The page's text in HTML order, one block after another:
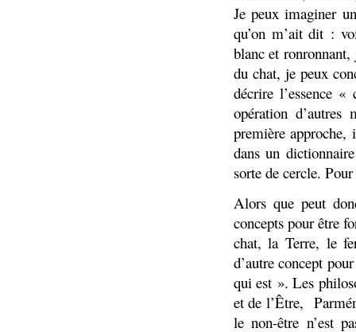
Je peux imaginer
qu’on m’ait dit :
blanc et
du chat, je peux
décrire l’essence
opération d’autres
première
dans un
sorte de cercle.
Alors que peut
concepts pour être
chat, la Terre, le
d’autre concept
qui est ». Les
et de l’Être,
le non-être n’est